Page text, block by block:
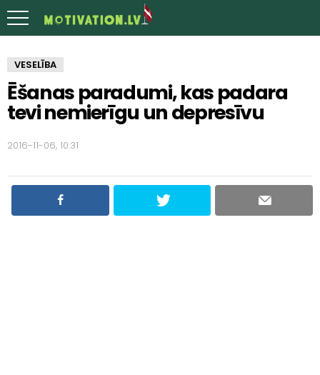
VESELĪBA
Ēšanas paradumi, kas padara
tevi nemierīgu un depresīvu
2016-11-06, 10:31